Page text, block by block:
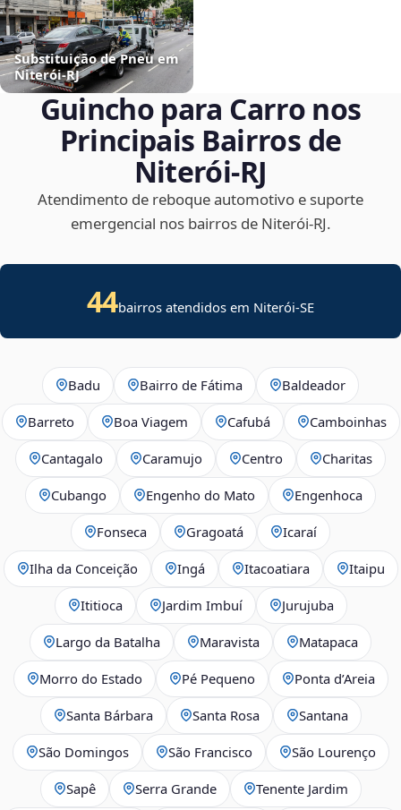
Substituição de Pneu em
Niterói‑RJ
Guincho para Carro nos
Principais Bairros de
Niterói‑RJ
Atendimento de reboque automotivo e suporte
emergencial nos bairros de Niterói‑RJ.
44bairros atendidos em Niterói-SE
Badu Bairro de Fátima Baldeador
Barreto Boa Viagem Cafubá Camboinhas
Cantagalo Caramujo Centro Charitas
Cubango Engenho do Mato Engenhoca
Fonseca Gragoatá Icaraí
Ilha da Conceição Ingá Itacoatiara Itaipu
Ititioca Jardim Imbuí Jurujuba
Largo da Batalha Maravista Matapaca
Morro do Estado Pé Pequeno Ponta d’Areia
Santa Bárbara Santa Rosa Santana
São Domingos São Francisco São Lourenço
Sapê Serra Grande Tenente Jardim